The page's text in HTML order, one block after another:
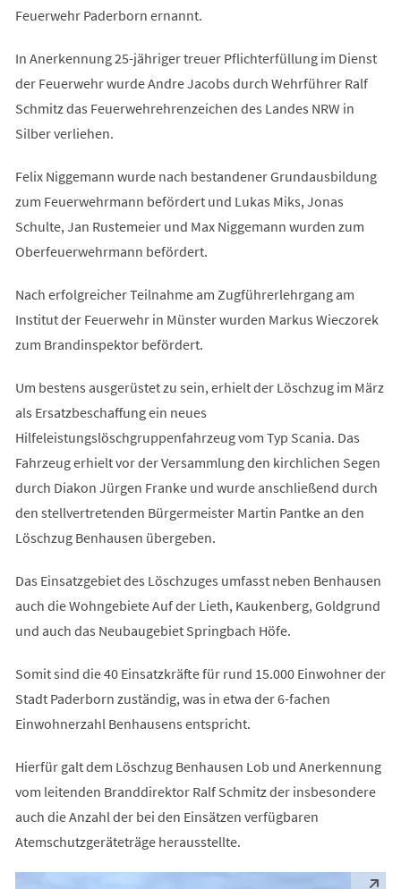
Feuerwehr Paderborn ernannt.
In Anerkennung 25-jähriger treuer Pflichterfüllung im Dienst
der Feuerwehr wurde Andre Jacobs durch Wehrführer Ralf
Schmitz das Feuerwehrehrenzeichen des Landes NRW in
Silber verliehen.
Felix Niggemann wurde nach bestandener Grundausbildung
zum Feuerwehrmann befördert und Lukas Miks, Jonas
Schulte, Jan Rustemeier und Max Niggemann wurden zum
Oberfeuerwehrmann befördert.
Nach erfolgreicher Teilnahme am Zugführerlehrgang am
Institut der Feuerwehr in Münster wurden Markus Wieczorek
zum Brandinspektor befördert.
Um bestens ausgerüstet zu sein, erhielt der Löschzug im März
als Ersatzbeschaffung ein neues
Hilfeleistungslöschgruppenfahrzeug vom Typ Scania. Das
Fahrzeug erhielt vor der Versammlung den kirchlichen Segen
durch Diakon Jürgen Franke und wurde anschließend durch
den stellvertretenden Bürgermeister Martin Pantke an den
Löschzug Benhausen übergeben.
Das Einsatzgebiet des Löschzuges umfasst neben Benhausen
auch die Wohngebiete Auf der Lieth, Kaukenberg, Goldgrund
und auch das Neubaugebiet Springbach Höfe.
Somit sind die 40 Einsatzkräfte für rund 15.000 Einwohner der
Stadt Paderborn zuständig, was in etwa der 6-fachen
Einwohnerzahl Benhausens entspricht.
Hierfür galt dem Löschzug Benhausen Lob und Anerkennung
vom leitenden Branddirektor Ralf Schmitz der insbesondere
auch die Anzahl der bei den Einsätzen verfügbaren
Atemschutzgeräteträge herausstellte.